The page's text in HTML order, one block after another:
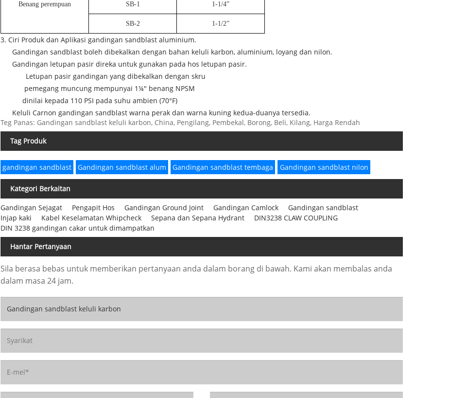
Benang perempuan SB-1 1-1/4”
SB-2 1-1/2”
3. Ciri Produk dan Aplikasi gandingan sandblast aluminium.
Gandingan sandblast boleh dibekalkan dengan bahan keluli karbon, aluminium, loyang dan nilon.
Gandingan letupan pasir direka untuk gunakan pada hos letupan pasir.
Letupan pasir gandingan yang dibekalkan dengan skru
pemegang muncung mempunyai 1¼" benang NPSM
dinilai kepada 110 PSI pada suhu ambien (70°F)
Keluli Carnon gandingan sandblast warna perak dan warna kuning kedua-duanya tersedia.
Teg Panas: Gandingan sandblast keluli karbon, China, Pengilang, Pembekal, Borong, Beli, Kilang, Harga Rendah
Tag Produk
gandingan sandblast Gandingan sandblast alum Gandingan sandblast tembaga Gandingan sandblast nilon
Kategori Berkaitan
Gandingan Sejagat Pengapit Hos Gandingan Ground Joint Gandingan Camlock
Gandingan sandblast
Injap kaki
Kabel Keselamatan Whipcheck Sepana dan Sepana Hydrant
DIN3238 CLAW COUPLING
DIN 3238 gandingan cakar untuk dimampatkan
Hantar Pertanyaan
Sila berasa bebas untuk memberikan pertanyaan anda dalam borang di bawah. Kami akan membalas anda
dalam masa 24 jam.